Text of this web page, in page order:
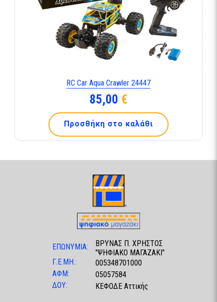
RC Car Aqua Crawler 24447
85,00 €
Προσθήκη στο καλάθι
ΕΠΩΝΥΜΙΑ:
ΒΡΥΝΑΣ Π. ΧΡΗΣΤΟΣ
"ΨΗΦΙΑΚΟ ΜΑΓΑΖΑΚΙ"
Γ.Ε.ΜΗ.:
005348701000
ΑΦΜ:
05057584
ΔΟΥ:
ΚΕΦΟΔΕ Αττικής